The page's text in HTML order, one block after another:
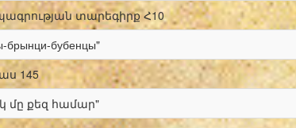
տարեգիրք Հ10
брынци-бубенцы"
145
մը քեզ համար"